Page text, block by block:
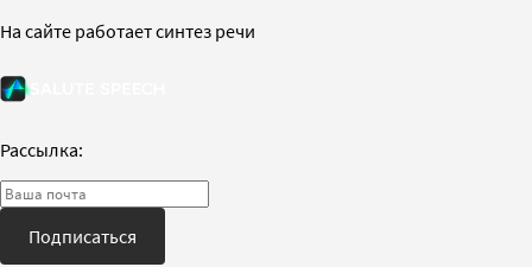
На сайте работает синтез речи
Рассылка:
Подписаться